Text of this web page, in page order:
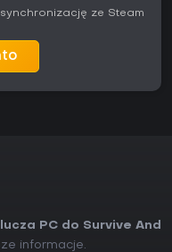
ze Steam
PC do Survive And
informacje.